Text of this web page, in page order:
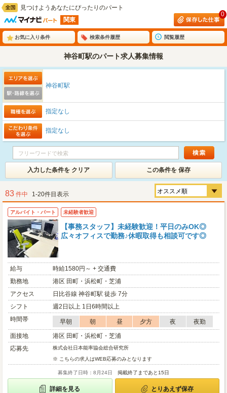
見つけようあなたにぴったりのパート
関東
0
お気に入り条件 検索条件履歴 閲覧履歴
神谷町駅のパート求人募集情報
神谷町駅
指定なし
指定なし
入力した条件を クリア この条件を 保存
83 件中 1-20件目表示
アルバイト・パート 未経験者歓迎
【事務スタッフ】未経験歓迎！平日のみOK◎
広々オフィスで勤務♪休暇取得も相談可です◎
給与
時給1580円～ + 交通費
勤務地
港区 田町・浜松町・芝浦
アクセス
日比谷線 神谷町駅 徒歩 7分
シフト
週2日以上 1日6時間以上
時間帯
早朝 朝 昼 夕方 夜
夜勤
面接地
港区 田町・浜松町・芝浦
応募先
株式会社日本能率協会総合研究所
※ こちらの求人はWEB応募のみとなります
募集終了日時：8月24日 掲載終了まであと15日
詳細を見る とりあえず保存